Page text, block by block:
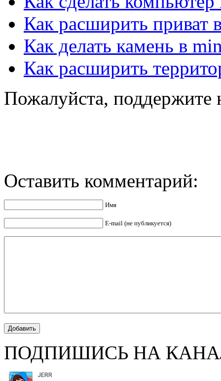
Как расширить приват
Как делать камень в
Как расширить
Пожалуйста,
Оставить комментарий:
Имя
E-mail (не публикуется)
ПОДПИШИСЬ НА